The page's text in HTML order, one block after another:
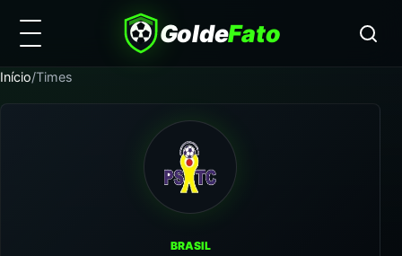
GoldeFato
Início/Times
BRASIL